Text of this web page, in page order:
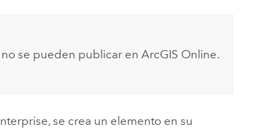
se pueden publicar en ArcGIS Online.
, se crea un elemento en su